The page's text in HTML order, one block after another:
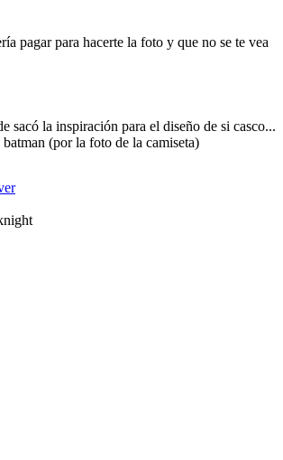
pagar para hacerte la foto y que no se te vea
sacó la inspiración para el diseño de si casco...
(por la foto de la camiseta)